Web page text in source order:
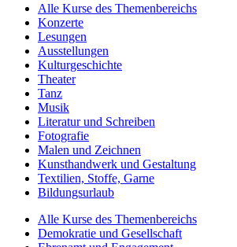
Alle Kurse des Themenbereichs
Konzerte
Lesungen
Ausstellungen
Kulturgeschichte
Theater
Tanz
Musik
Literatur und Schreiben
Fotografie
Malen und Zeichnen
Kunsthandwerk und Gestaltung
Textilien, Stoffe, Garne
Bildungsurlaub
Alle Kurse des Themenbereichs
Demokratie und Gesellschaft